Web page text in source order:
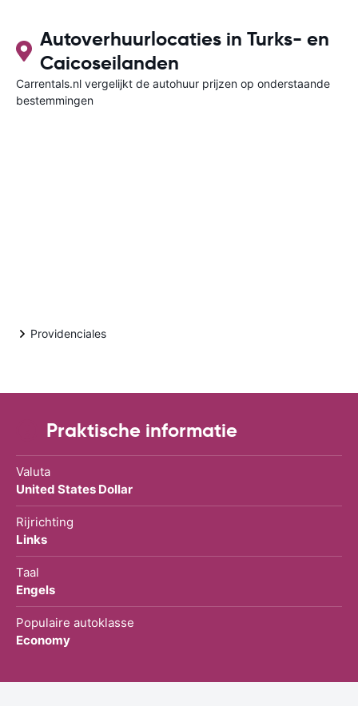
Autoverhuurlocaties in Turks- en
Caicoseilanden
Carrentals.nl vergelijkt de autohuur prijzen op onderstaande
bestemmingen
Providenciales
Praktische informatie
Valuta
United States Dollar
Rijrichting
Links
Taal
Engels
Populaire autoklasse
Economy